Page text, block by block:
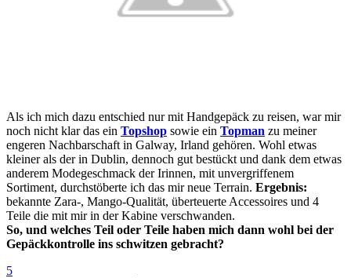
Als ich mich dazu entschied nur mit Handgepäck zu reisen, war mir
noch nicht klar das ein Topshop sowie ein Topman zu meiner
engeren Nachbarschaft in Galway, Irland gehören. Wohl etwas
kleiner als der in Dublin, dennoch gut bestückt und dank dem etwas
anderem Modegeschmack der Irinnen, mit unvergriffenem
Sortiment, durchstöberte ich das mir neue Terrain. Ergebnis:
bekannte Zara-, Mango-Qualität, überteuerte Accessoires und 4
Teile die mit mir in der Kabine verschwanden.
So, und welches Teil oder Teile haben mich dann wohl bei der
Gepäckkontrolle ins schwitzen gebracht?
5